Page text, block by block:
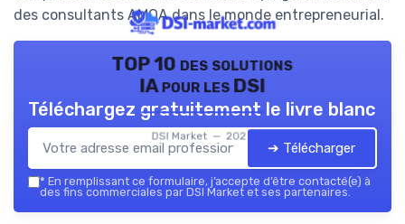
des consultants AMOA dans le monde entrepreneurial.
TOP 10 des solutions
IA pour les DSI
DSI Market — 2026
Téléchargez gratuitement le livre blanc
➔ Télécharger
* En remplissant ce formulaire, j’accepte d’être contacté(e) à
des fins commerciales par DSI Market et ses partenaires.